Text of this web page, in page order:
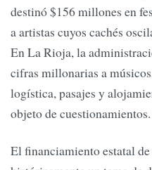
destinó $156 millones en
a artistas cuyos cachés
En La Rioja, la
cifras millonarias a
logística, pasajes y
objeto de cuestionamientos.
El financiamiento estatal